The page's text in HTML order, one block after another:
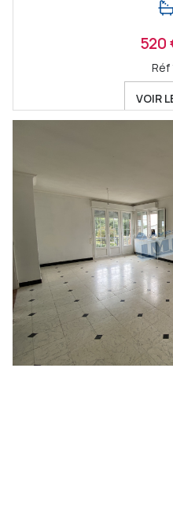
520
Réf
VOIR